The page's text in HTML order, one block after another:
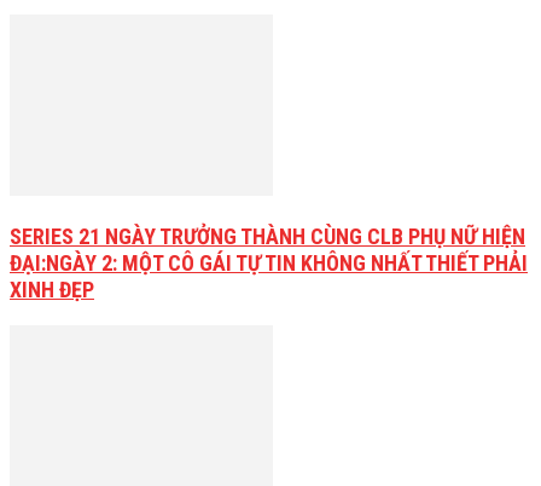
SERIES 21 NGÀY TRƯỞNG THÀNH CÙNG CLB PHỤ NỮ HIỆN
ĐẠI:NGÀY 2: MỘT CÔ GÁI TỰ TIN KHÔNG NHẤT THIẾT PHẢI
XINH ĐẸP